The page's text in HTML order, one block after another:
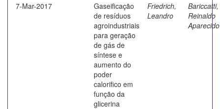
7-Mar-2017
Gaseificação
de resíduos
agroindustriais
para geração
de gás de
síntese e
aumento do
poder
calorifico em
função da
glicerina
Friedrich,
Leandro
Bariccatti,
Reinaldo
Aparecido